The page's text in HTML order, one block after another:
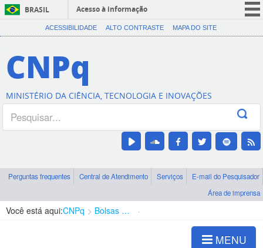
BRASIL
Acesso à informação
CORONAVÍRUS (COVID-19)
Canais
ACESSIBILIDADE ALTO CONTRASTE MAPA DO SITE
CNPq
MINISTÉRIO DA CIÊNCIA, TECNOLOGIA E INOVAÇÕES
Perguntas frequentes Central de Atendimento Serviços
E-mail do Pesquisador
Área de imprensa
Você está aqui:CNPq Bolsas e Auxílios Vigentes
MENU